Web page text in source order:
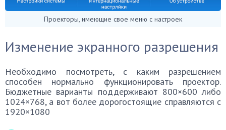
Проекторы, имеющие свое меню с настроек
Изменение экранного разрешения
Необходимо посмотреть, с каким разрешением
способен нормально функционировать проектор.
Бюджетные варианты поддерживают 800×600 либо
1024×768, а вот более дорогостоящие справляются с
1920×1080